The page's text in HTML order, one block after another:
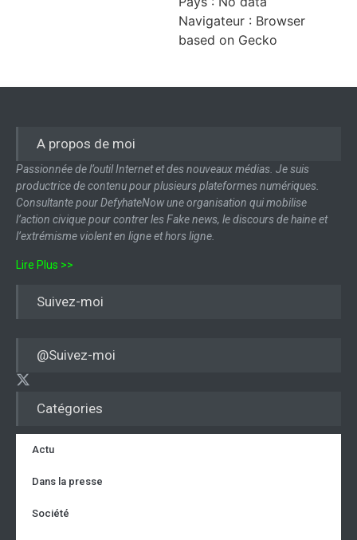
Navigateur : Browser
based on Gecko
Catégories
Actu
Dans la presse
Société
A propos de moi
Passionnée de l’outil Internet et des nouveaux médias. Je suis
productrice de contenu pour plusieurs plateformes numériques.
Consultante pour DefyhateNow une organisation qui mobilise
l’action civique pour contrer les Fake news, le discours de haine et
l’extrémisme violent en ligne et hors ligne.
Lire Plus >>
Suivez-moi
@Suivez-moi